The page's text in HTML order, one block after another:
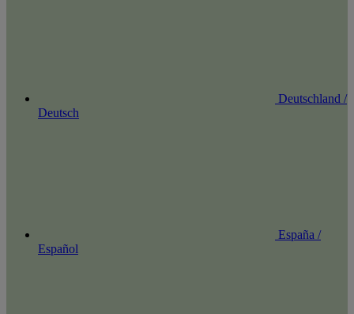
Deutschland /
Deutsch
España /
Español